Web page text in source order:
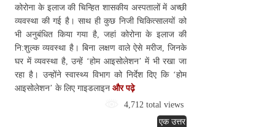
कोरोना के इलाज की चिन्हित शासकीय अस्पतालों में अच्छी
व्यवस्था की गई है। साथ ही कुछ निजी चिकित्सालयों को
भी अनुबंधित किया गया है, जहां कोरोना के इलाज की
नि:शुल्क व्यवस्था है। बिना लक्षण वाले ऐसे मरीज, जिनके
घर में व्यवस्था है, उन्हें ‘होम आइसोलेशन’ में भी रखा जा
रहा है। उन्होंने स्वास्थ्य विभाग को निर्देश दिए कि ‘होम
आइसोलेशन’ के लिए गाइडलाइन और पढ़े
4,712 total views
एक उत्तर